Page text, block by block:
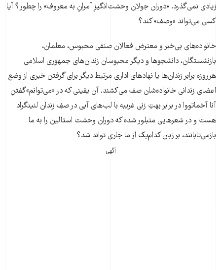
زیادی نمی‌گذرد. «دوران جولان وحشت‌انگیزِ آمرانِ به معروف» را چطور؟ آیا
کسی می‌تواند «وصف»‌ کند؟
خانواده‌‌های بی‌خبر و معترض فعالان صنفی محبوس، معلمان،
بازنشستگان، دانشجوها و دیگر محبوسان زندان‌های جمهوری اسلامی
هرروزه برابر زندان‌ها یا نهادهای اداری مرتبط دیگر برای گرفتن خبری از وضع
اعضای زندانی‌ خانواده‌‌شان صف می‌کشند. آن یقینی که در «می‌توانم»گفتنِ
آنا آخماتووا در برابر بهتِ زنی غریبه با لب‌های آبی در صفِ زندان لنینگراد
هست و در شعر‌هایی متبلور شده که دوران وحشت استالین را به ما
بازمی‌تابانند، بر زبان کدام‌یک از ما جاری تواند شد؟
آگهی